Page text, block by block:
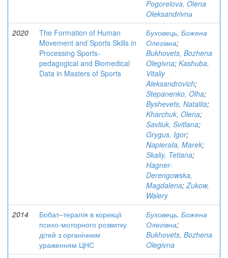
Pogorelova, Olena
Oleksandrivnа
2020
The Formation of Human
Movement and Sports Skills in
Processing Sports-
pedagogical and Biomedical
Data in Masters of Sports
Буховець, Божена
Олегівна;
Bukhovets, Bozhena
Olegivna; Kashuba,
Vitaliy
Aleksandrovich;
Stepanenko, Olha;
Byshevets, Nataliia;
Kharchuk, Olena;
Savliuk, Svitlana;
Grygus, Igor;
Napierała, Marek;
Skaliy, Tetiana;
Hagner-
Derengowska,
Magdalena;Zukow,
Walery
2014
Бобат–терапія в корекції
психо-моторного розвитку
дітей з органічним
ураженням ЦНС
Буховець, Божена
Олегівна;
Bukhovets, Bozhena
Olegivna